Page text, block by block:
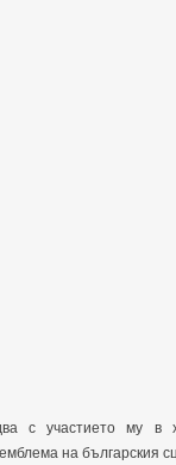
с участието му
на българския